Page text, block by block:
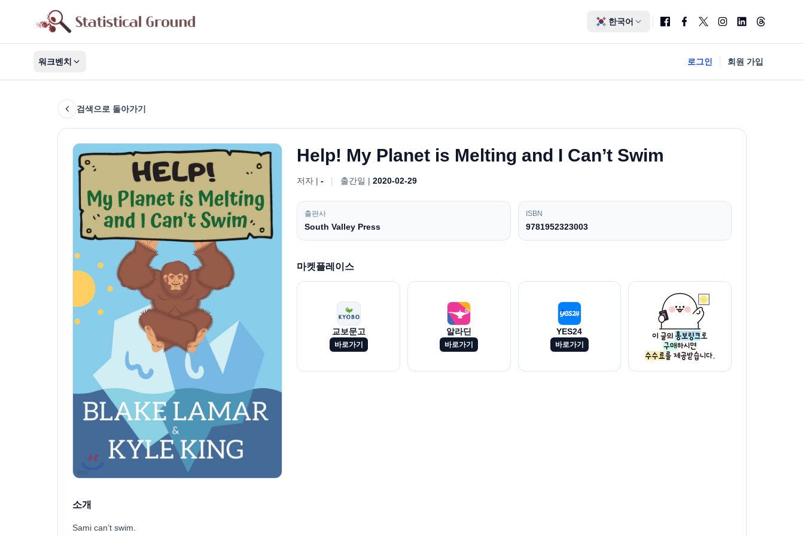
한국어
워크벤치 로그인 회원 가입
검색으로 돌아가기
Help! My Planet is Melting and I Can’t Swim
저자 |- | 출간일 |2020-02-29
출판사
South Valley Press
ISBN
9781952323003
마켓플레이스
교보문고
바로가기
알라딘
바로가기
YES24
바로가기
소개
Sami can’t swim.